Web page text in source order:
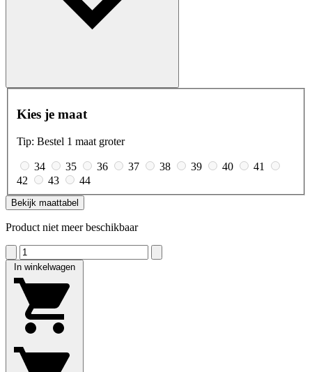
Kies je maat
Tip: Bestel 1 maat groter
34 35 36 37 38 39 40
41
42
43 44
Bekijk maattabel
Product niet meer beschikbaar
In winkelwagen